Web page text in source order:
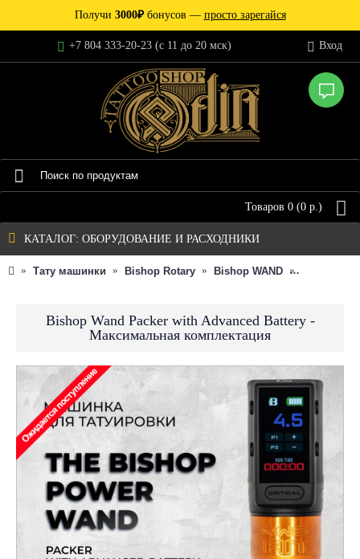
Получи 3000₽бонусов — просто зарегайся
+7 804 333-20-23 (c 11 до 20 мск) Вход
Товаров 0 (0 р.)
КАТАЛОГ: ОБОРУДОВАНИЕ И РАСХОДНИКИ
Тату машинки Bishop Rotary Bishop WAND
Bishop Wand Packer with Advanced Battery -
Максимальная комплектация